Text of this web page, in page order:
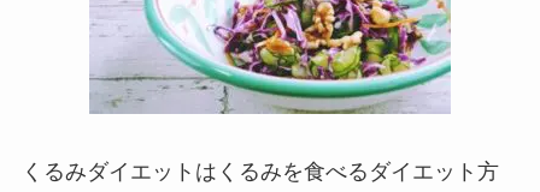
くるみダイエットはくるみを食べるダイエット方